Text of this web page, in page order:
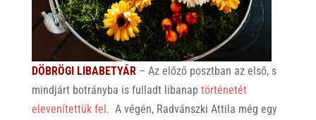
DÖBRÖGI LIBABETYÁR– Az előző posztban az első, s
mindjárt botrányba is fulladt libanap történetét
elevenítettük fel. A végén, Radvánszki Attila még egy